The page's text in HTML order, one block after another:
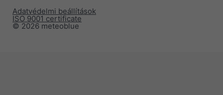
© 2026 meteoblue
ISO 9001 certificate
Adatvédelmi beállítások